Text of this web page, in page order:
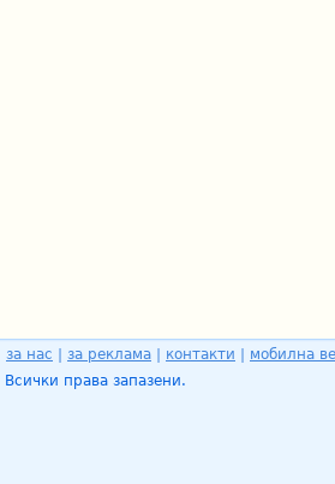
за нас за реклама контакти
мобилна
Всички права запазени.